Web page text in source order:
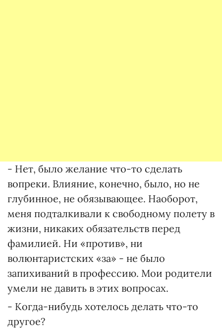
- Нет, было желание что-то сделать
вопреки. Влияние, конечно, было, но не
глубинное, не обязывающее. Наоборот,
меня подталкивали к свободному полету в
жизни, никаких обязательств перед
фамилией. Ни «против», ни
волюнтаристских «за» - не было
запихиваний в профессию. Мои родители
умели не давить в этих вопросах.
- Когда-нибудь хотелось делать что-то
другое?